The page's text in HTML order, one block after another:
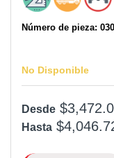
Número de pieza:
No Disponible
Desde
Hasta